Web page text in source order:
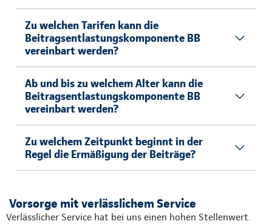
Zu welchen Tarifen kann die
Beitragsentlastungskomponente BB
vereinbart werden?
Ab und bis zu welchem Alter kann die
Beitragsentlastungskomponente BB
vereinbart werden?
Zu welchem Zeitpunkt beginnt in der
Regel die Ermäßigung der Beiträge?
Vorsorge mit verlässlichem Service
Verlässlicher Service hat bei uns einen hohen Stellenwert.